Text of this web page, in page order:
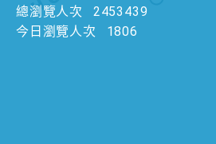
總瀏覽人次
2453439
今日瀏覽人次
1806